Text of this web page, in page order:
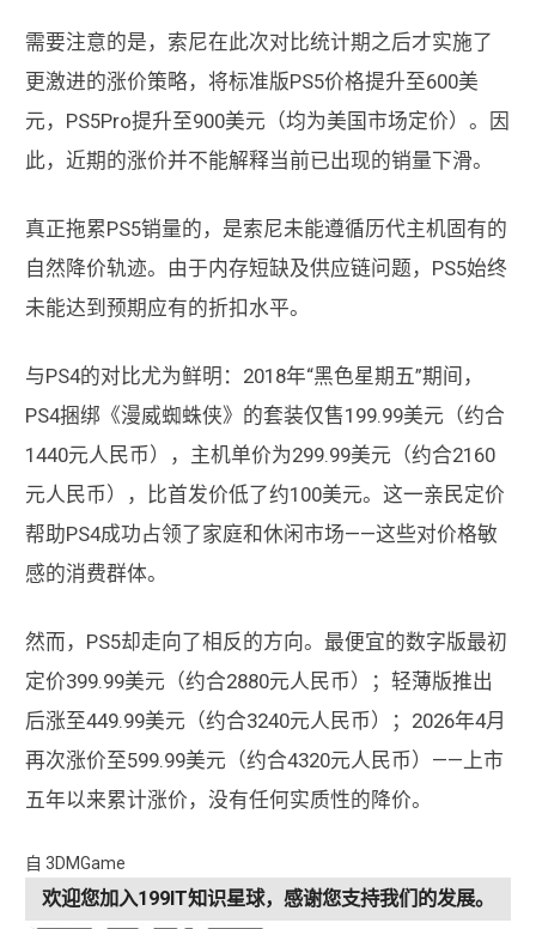
需要注意的是，索尼在此次对比统计期之后才实施了
更激进的涨价策略，将标准版PS5价格提升至600美
元，PS5Pro提升至900美元（均为美国市场定价）。因
此，近期的涨价并不能解释当前已出现的销量下滑。
真正拖累PS5销量的，是索尼未能遵循历代主机固有的
自然降价轨迹。由于内存短缺及供应链问题，PS5始终
未能达到预期应有的折扣水平。
与PS4的对比尤为鲜明：2018年“黑色星期五”期间，
PS4捆绑《漫威蜘蛛侠》的套装仅售199.99美元（约合
1440元人民币），主机单价为299.99美元（约合2160
元人民币），比首发价低了约100美元。这一亲民定价
帮助PS4成功占领了家庭和休闲市场——这些对价格敏
感的消费群体。
然而，PS5却走向了相反的方向。最便宜的数字版最初
定价399.99美元（约合2880元人民币）；轻薄版推出
后涨至449.99美元（约合3240元人民币）；2026年4月
再次涨价至599.99美元（约合4320元人民币）——上市
五年以来累计涨价，没有任何实质性的降价。
自 3DMGame
欢迎您加入199IT知识星球，感谢您支持我们的发展。